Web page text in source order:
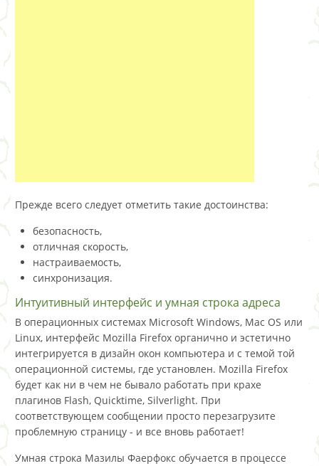
Прежде всего следует отметить такие достоинства:
безопасность,
отличная скорость,
настраиваемость,
синхронизация.
Интуитивный интерфейс и умная строка адреса
В операционных системах Microsoft Windows, Mac OS или
Linux, интерфейс Mozilla Firefox органично и эстетично
интегрируется в дизайн окон компьютера и с темой той
операционной системы, где установлен. Mozilla Firefox
будет как ни в чем не бывало работать при крахе
плагинов Flash, Quicktime, Silverlight. При
соответствующем сообщении просто перезагрузите
проблемную страницу - и все вновь работает!
Умная строка Мазилы Фаерфокс обучается в процессе